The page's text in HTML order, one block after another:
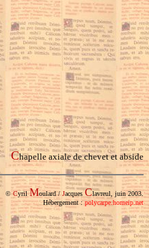
Chapelle axiale de chevet et abside
©CyrilMoulard / Jacques Clavreul, juin 2003.
Hébergement :polycarpe.homeip.net